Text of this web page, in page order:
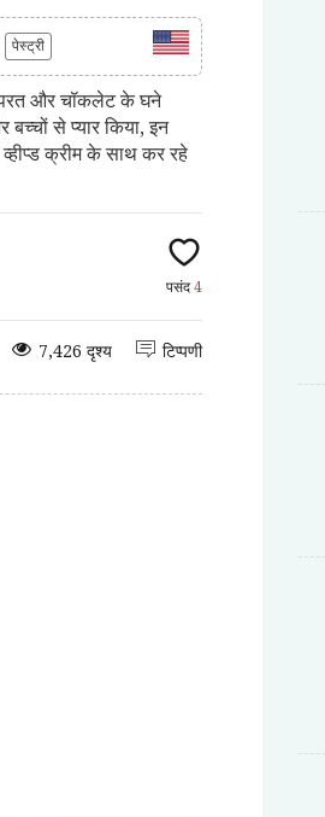
पेस्ट्री
परत और चॉकलेट के घने
से प्यार किया, इन
क्रीम के साथ कर रहे
पसंद 4
टिप्पणी
7,426 दृश्य